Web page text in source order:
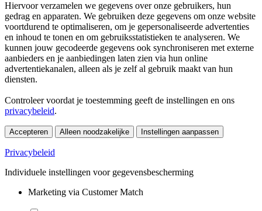
Hiervoor verzamelen we gegevens over onze gebruikers, hun
gedrag en apparaten. We gebruiken deze gegevens om onze website
voortdurend te optimaliseren, om je gepersonaliseerde advertenties
en inhoud te tonen en om gebruiksstatistieken te analyseren. We
kunnen jouw gecodeerde gegevens ook synchroniseren met externe
aanbieders en je aanbiedingen laten zien via hun online
advertentiekanalen, alleen als je zelf al gebruik maakt van hun
diensten.
Controleer voordat je toestemming geeft de instellingen en ons
privacybeleid.
Accepteren Alleen noodzakelijke Instellingen aanpassen
Privacybeleid
Individuele instellingen voor gegevensbescherming
Marketing via Customer Match